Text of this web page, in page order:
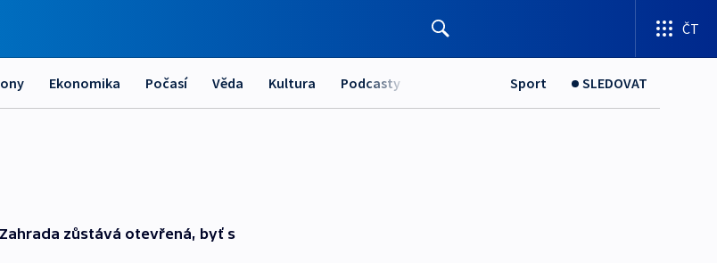
ČT
Ekonomika Počasí Věda Kultura Podcasty Sport SLEDOVAT
zůstává otevřená, byť s